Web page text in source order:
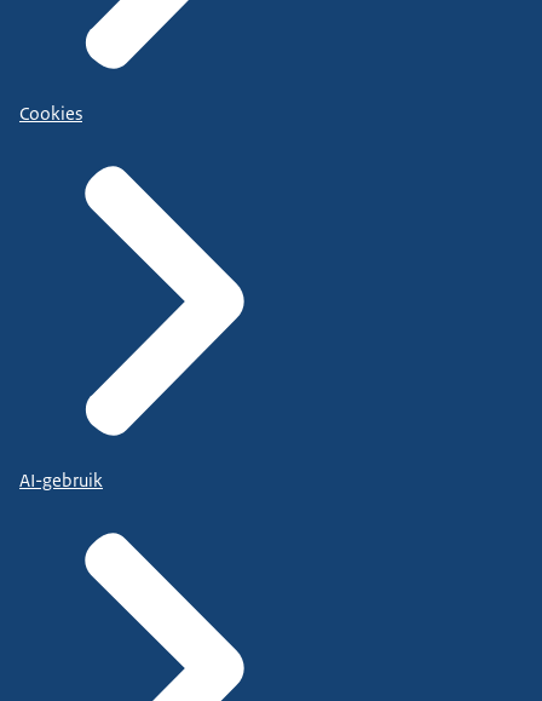
Cookies
AI-gebruik